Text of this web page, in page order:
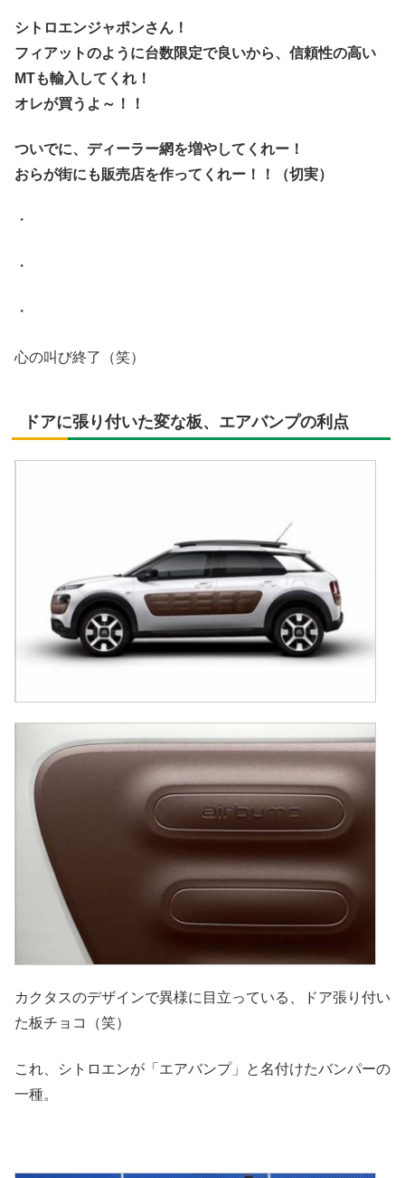
シトロエンジャポンさん！
フィアットのように台数限定で良いから、信頼性の高い
MTも輸入してくれ！
オレが買うよ～！！
ついでに、ディーラー網を増やしてくれー！
おらが街にも販売店を作ってくれー！！（切実）
・
・
・
心の叫び終了（笑）
ドアに張り付いた変な板、エアバンプの利点
カクタスのデザインで異様に目立っている、ドア張り付い
た板チョコ（笑）
これ、シトロエンが「エアバンプ」と名付けたバンパーの
一種。